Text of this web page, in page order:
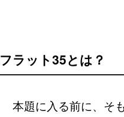
フラット35とは？
本題に入る前に、そ